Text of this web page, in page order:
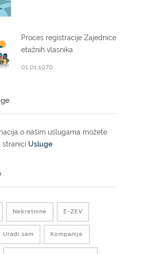
Proces registracije Zajednice
etažnih vlasnika
01.01.1970.
o našim uslugama možete
stranici Usluge
Nekretnine E-ZEV
Uradi sam Kompanije